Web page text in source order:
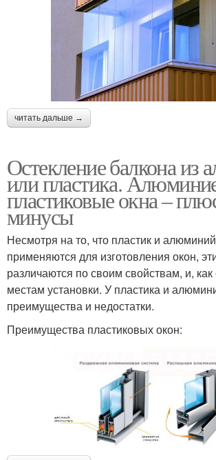
читать дальше →
Остекление балкона из
или пластика.
пластиковые окна –
минусы
Несмотря на то, что пластик и
применяются для изготовления окон,
различаются по своим свойствам, и, как
местам установки. У пластика и
преимущества и недостатки.
Преимущества пластиковых окон: